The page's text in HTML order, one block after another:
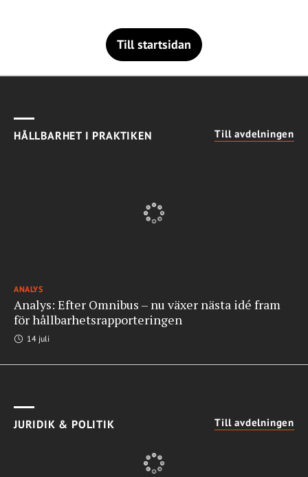
Till startsidan
HÅLLBARHET I PRAKTIKEN Till avdelningen
ANALYS
Analys: Efter Omnibus – nu växer nästa idé fram
för hållbarhetsrapporteringen
14 juli
JURIDIK & POLITIK Till avdelningen